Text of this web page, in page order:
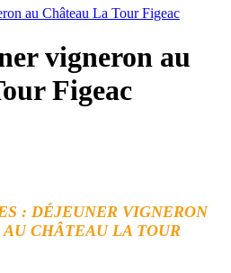
au Château La Tour Figeac
vigneron au
Figeac
: DÉJEUNER VIGNERON
CHÂTEAU LA TOUR